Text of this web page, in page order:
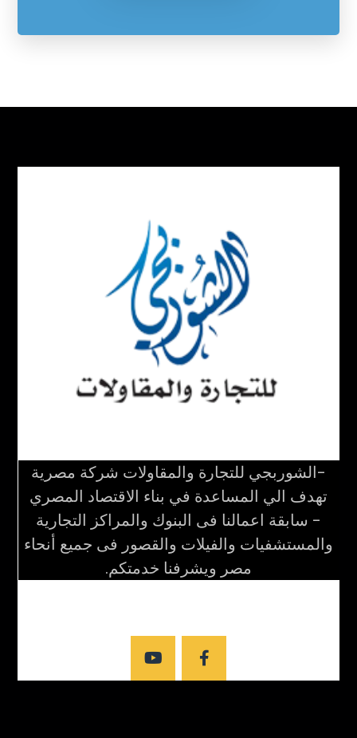
-الشوربجي للتجارة والمقاولات شركة مصرية
تهدف الي المساعدة في بناء الاقتصاد المصري
- سابقة اعمالنا فى البنوك والمراكز التجارية
والمستشفيات والفيلات والقصور فى جميع أنحاء
مصر ويشرفنا خدمتكم.